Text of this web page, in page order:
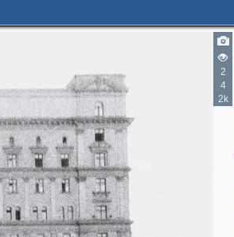
2
4
2k